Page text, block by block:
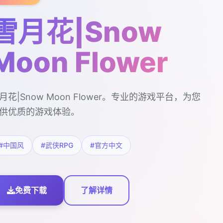
月花|Snow
Flower
花|Snow Moon Flower。专业的游戏平台，为您
优质的游戏体验。
中国风 #武侠RPG #官方中文
免费下载 了解详情